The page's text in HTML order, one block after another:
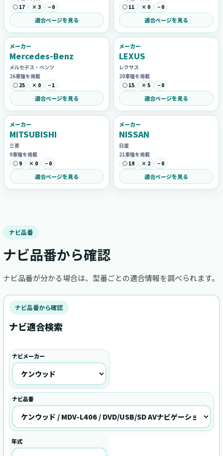
○ 17
× 3 − 0
適合ページを見る
○ 11
× 0 − 0
適合ページを見る
メーカー
Mercedes-Benz
メルセデス・ベンツ
26車種を掲載
○ 25
× 0 − 1
適合ページを見る
メーカー
LEXUS
レクサス
20車種を掲載
○ 15
× 5 − 0
適合ページを見る
メーカー
MITSUBISHI
三菱
9車種を掲載
○ 9
× 0 − 0
適合ページを見る
メーカー
NISSAN
日産
21車種を掲載
○ 19
× 2 − 0
適合ページを見る
ナビ品番
ナビ品番から確認
ナビ品番が分かる場合は、型番ごとの適合情報を調べられます。
ナビ品番から確認
ナビ適合検索
ナビメーカー
ナビ品番
年式